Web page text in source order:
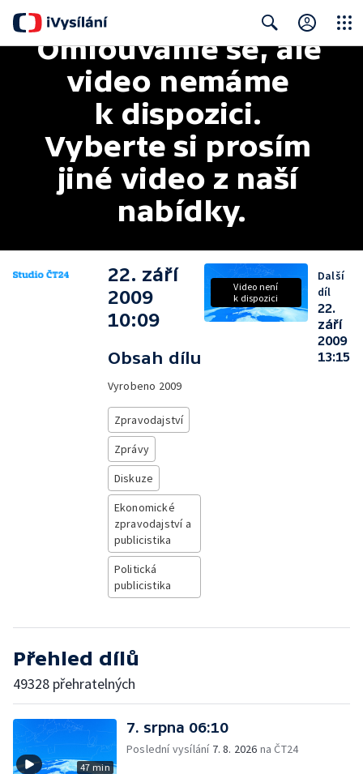
Search
Omlouváme se, ale
video nemáme
k dispozici.
Vyberte si prosím
jiné video z naší
nabídky.
22. září
2009
10:09
Obsah dílu
Vyrobeno 2009
Zpravodajství
Zprávy
Diskuze
Ekonomické
zpravodajství a
publicistika
Politická
publicistika
Video není
k dispozici
Další
díl
22.
září
2009
13:15
Přehled dílů
49328 přehratelných
47 min
7. srpna 06:10
Poslední vysílání 7. 8. 2026 na ČT24